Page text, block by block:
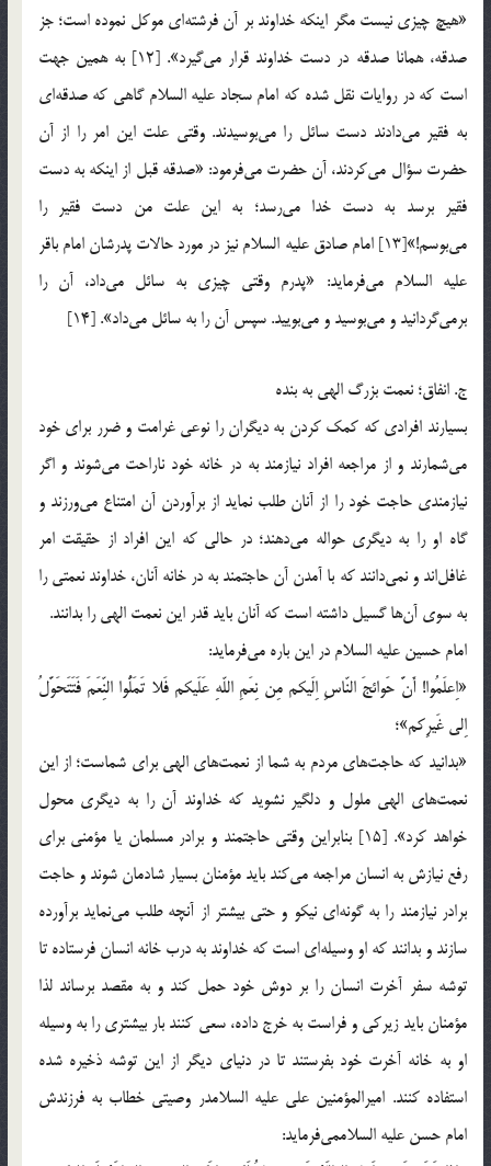
«هیچ چیزی نیست مگر اینکه خداوند بر آن فرشته‌ای موکل نموده است؛ جز
صدقه، همانا صدقه در دست خداوند قرار می‌گیرد». [12] به همین جهت
است که در روایات نقل شده که امام سجاد علیه السلام گاهی که صدقه‌ای
به فقیر می‌دادند دست سائل را می‌بوسیدند. وقتی علت این امر را از آن
حضرت سؤال می‌کردند، آن حضرت می‌فرمود: «صدقه قبل از اینکه به دست
فقیر برسد به دست خدا می‌رسد؛ به این علت من دست فقیر را
می‌بوسم!»[13] امام صادق علیه السلام نیز در مورد حالات پدرشان امام باقر
علیه السلام می‌فرماید: «پدرم وقتی چیزی به سائل می‌داد، آن را
برمی‌گردانید و می‌بوسید و می‌بویید. سپس آن را به سائل می‌داد». [14]
ج. انفاق؛ نعمت بزرگ الهی به بنده
بسیارند افرادی که کمک کردن به دیگران را نوعی غرامت و ضرر برای خود
می‌شمارند و از مراجعه افراد نیازمند به در خانه خود ناراحت می‌شوند و اگر
نیازمندی حاجت خود را از آنان طلب نماید از برآوردن آن امتناع می‌ورزند و
گاه او را به دیگری حواله می‌دهند؛ در حالی که این افراد از حقیقت امر
غافل‌اند و نمی‌دانند که با آمدن آن حاجتمند به در خانه آنان، خداوند نعمتی را
به سوی آن‌ها گسیل داشته است که آنان باید قدر این نعمت الهی را بدانند.
امام حسین علیه السلام در این باره می‌فرماید:
«اِعلَمُوا! أَنَّ حَوائجَ النّاسِ اِلَیکم مِن نِعَمِ اللّهِ عَلَیکم فَلا تَمَلُّوا النِّعَمَ فَتَتَحَوَّلُ
اِلی غَیرِکم»؛
«بدانید که حاجت‌های مردم به شما از نعمت‌های الهی برای شماست؛ از این
نعمت‌های الهی ملول و دلگیر نشوید که خداوند آن را به دیگری محول
خواهد کرد». [15] بنابراین وقتی حاجتمند و برادر مسلمان یا مؤمنی برای
رفع نیازش به انسان مراجعه می‌کند باید مؤمنان بسیار شادمان شوند و حاجت
برادر نیازمند را به گونه‌ای نیکو و حتی بیشتر از آنچه طلب می‌نماید برآورده
سازند و بدانند که او وسیله‌ای است که خداوند به درب خانه انسان فرستاده تا
توشه سفر آخرت انسان را بر دوش خود حمل کند و به مقصد برساند لذا
مؤمنان باید زیرکی و فراست به خرج داده، سعی کنند بار بیشتری را به وسیله
او به خانه آخرت خود بفرستند تا در دنیای دیگر از این توشه ذخیره شده
استفاده کنند. امیرالمؤمنین علی علیه السلامدر وصیتی خطاب به فرزندش
امام حسن علیه السلاممی‌فرماید: